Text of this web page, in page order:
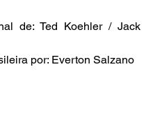
de: Ted Koehler / Jack
por: Everton Salzano